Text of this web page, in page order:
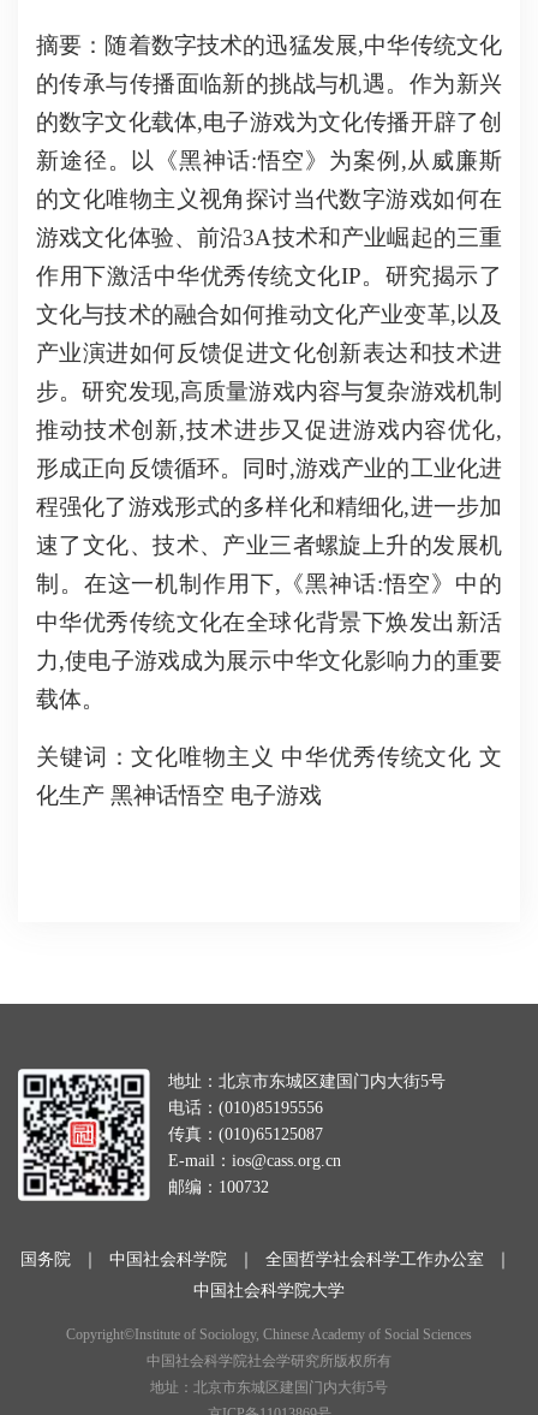
摘要：随着数字技术的迅猛发展,中华传统文化
的传承与传播面临新的挑战与机遇。作为新兴
的数字文化载体,电子游戏为文化传播开辟了创
新途径。以《黑神话:悟空》为案例,从威廉斯
的文化唯物主义视角探讨当代数字游戏如何在
游戏文化体验、前沿3A技术和产业崛起的三重
作用下激活中华优秀传统文化IP。研究揭示了
文化与技术的融合如何推动文化产业变革,以及
产业演进如何反馈促进文化创新表达和技术进
步。研究发现,高质量游戏内容与复杂游戏机制
推动技术创新,技术进步又促进游戏内容优化,
形成正向反馈循环。同时,游戏产业的工业化进
程强化了游戏形式的多样化和精细化,进一步加
速了文化、技术、产业三者螺旋上升的发展机
制。在这一机制作用下,《黑神话:悟空》中的
中华优秀传统文化在全球化背景下焕发出新活
力,使电子游戏成为展示中华文化影响力的重要
载体。
关键词：文化唯物主义 中华优秀传统文化 文
化生产 黑神话悟空 电子游戏
地址：北京市东城区建国门内大街5号
电话：(010)85195556
传真：(010)65125087
E-mail：ios@cass.org.cn
邮编：100732
国务院 ｜ 中国社会科学院 ｜ 全国哲学社会科学工作办公室
｜
中国社会科学院大学
Copyright©Institute of Sociology, Chinese Academy of Social Sciences
中国社会科学院社会学研究所版权所有
地址：北京市东城区建国门内大街5号